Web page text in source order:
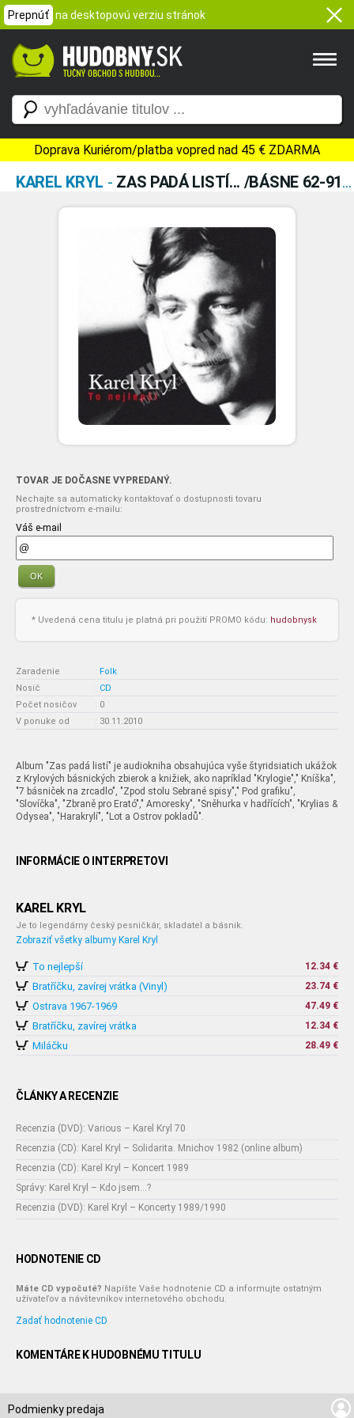
Prepnúť na desktopovú verziu stránok
Doprava Kuriérom/platba vopred nad 45 € ZDARMA
KAREL KRYL - ZAS PADÁ LISTÍ... /BÁSNE 62-91 (AUDIOKNIHA)
TOVAR JE DOČASNE VYPREDANÝ.
Nechajte sa automaticky kontaktovať o dostupnosti tovaru
prostredníctvom e-mailu:
Váš e-mail
OK
* Uvedená cena titulu je platná pri použití PROMO kódu: hudobnysk
Zaradenie : Folk
Nosič
: CD
Počet nosičov
: 0
V ponuke od
: 30.11.2010
Album "Zas padá listí" je audiokniha obsahujúca vyše štyridsiatich ukážok
z Krylových básnických zbierok a knižiek, ako napríklad "Krylogie"," Kníška",
"7 básniček na zrcadlo", "Zpod stolu Sebrané spisy"," Pod grafiku",
"Slovíčka", "Zbraně pro Erató"," Amoresky", "Sněhurka v hadřících", "Krylias &
Odysea", "Harakrylí", "Lot a Ostrov pokladů".
INFORMÁCIE O INTERPRETOVI
KAREL KRYL
Je to legendárny český pesničkár, skladatel a básnik.
Zobraziť všetky albumy Karel Kryl
To nejlepší 12.34 €
Bratříčku, zavírej vrátka (Vinyl) 23.74 €
Ostrava 1967-1969 47.49 €
Bratříčku, zavírej vrátka 12.34 €
Miláčku 28.49 €
ČLÁNKY A RECENZIE
Recenzia (DVD): Various – Karel Kryl 70
Recenzia (CD): Karel Kryl – Solidarita. Mnichov 1982 (online album)
Recenzia (CD): Karel Kryl – Koncert 1989
Správy: Karel Kryl – Kdo jsem...?
Recenzia (DVD): Karel Kryl – Koncerty 1989/1990
HODNOTENIE CD
Máte CD vypočuté? Napíšte Vaše hodnotenie CD a informujte ostatným
užívateľov a návštevníkov internetového obchodu.
Zadať hodnotenie CD
KOMENTÁRE K HUDOBNÉMU TITULU
Podmienky predaja